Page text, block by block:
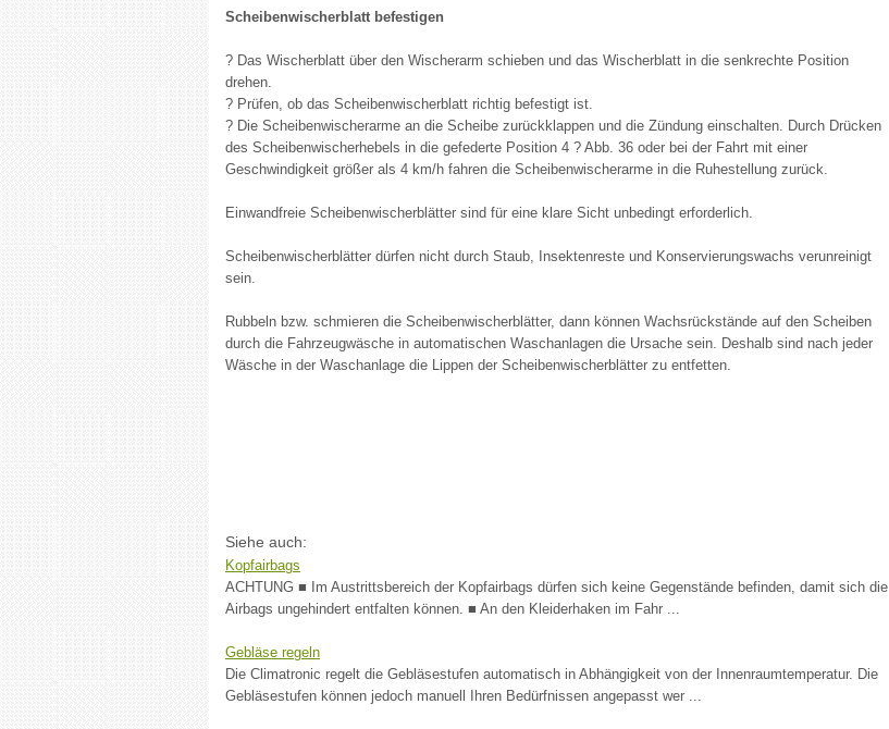
Scheibenwischerblatt befestigen
? Das Wischerblatt über den Wischerarm schieben und das Wischerblatt in die senkrechte Position
drehen.
? Prüfen, ob das Scheibenwischerblatt richtig befestigt ist.
? Die Scheibenwischerarme an die Scheibe zurückklappen und die Zündung einschalten. Durch Drücken
des Scheibenwischerhebels in die gefederte Position 4 ? Abb. 36 oder bei der Fahrt mit einer
Geschwindigkeit größer als 4 km/h fahren die Scheibenwischerarme in die Ruhestellung zurück.
Einwandfreie Scheibenwischerblätter sind für eine klare Sicht unbedingt erforderlich.
Scheibenwischerblätter dürfen nicht durch Staub, Insektenreste und Konservierungswachs verunreinigt
sein.
Rubbeln bzw. schmieren die Scheibenwischerblätter, dann können Wachsrückstände auf den Scheiben
durch die Fahrzeugwäsche in automatischen Waschanlagen die Ursache sein. Deshalb sind nach jeder
Wäsche in der Waschanlage die Lippen der Scheibenwischerblätter zu entfetten.
Siehe auch:
Kopfairbags
ACHTUNG ■ Im Austrittsbereich der Kopfairbags dürfen sich keine Gegenstände befinden, damit sich die
Airbags ungehindert entfalten können. ■ An den Kleiderhaken im Fahr ...
Gebläse regeln
Die Climatronic regelt die Gebläsestufen automatisch in Abhängigkeit von der Innenraumtemperatur. Die
Gebläsestufen können jedoch manuell Ihren Bedürfnissen angepasst wer ...